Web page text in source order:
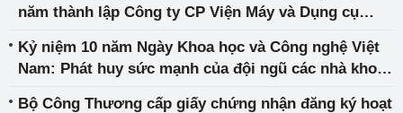
năm thành lập Công ty CP Viện Máy và Dụng cụ
Kỷ niệm 10 năm Ngày Khoa học và Công nghệ Việt
Nam: Phát huy sức mạnh của đội ngũ các nhà khoa
Bộ Công Thương cấp giấy chứng nhận đăng ký hoạt